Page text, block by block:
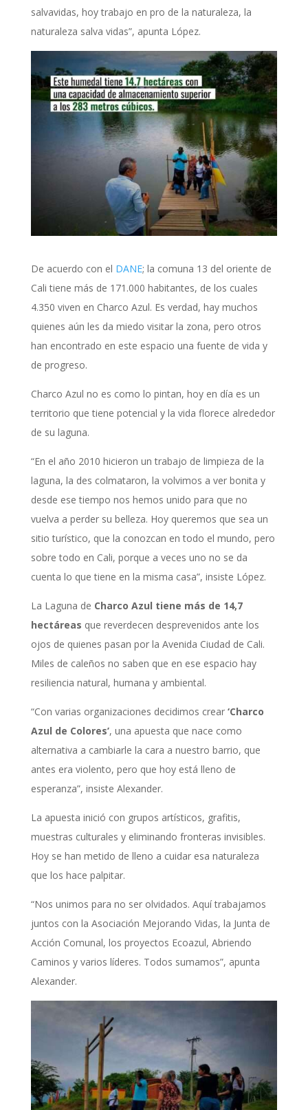
salvavidas, hoy trabajo en pro de la naturaleza, la
naturaleza salva vidas”, apunta López.
De acuerdo con el DANE; la comuna 13 del oriente de
Cali tiene más de 171.000 habitantes, de los cuales
4.350 viven en Charco Azul. Es verdad, hay muchos
quienes aún les da miedo visitar la zona, pero otros
han encontrado en este espacio una fuente de vida y
de progreso.
Charco Azul no es como lo pintan, hoy en día es un
territorio que tiene potencial y la vida florece alrededor
de su laguna.
“En el año 2010 hicieron un trabajo de limpieza de la
laguna, la des colmataron, la volvimos a ver bonita y
desde ese tiempo nos hemos unido para que no
vuelva a perder su belleza. Hoy queremos que sea un
sitio turístico, que la conozcan en todo el mundo, pero
sobre todo en Cali, porque a veces uno no se da
cuenta lo que tiene en la misma casa”, insiste López.
La Laguna de Charco Azul tiene más de 14,7
hectáreas que reverdecen desprevenidos ante los
ojos de quienes pasan por la Avenida Ciudad de Cali.
Miles de caleños no saben que en ese espacio hay
resiliencia natural, humana y ambiental.
“Con varias organizaciones decidimos crear ‘Charco
Azul de Colores’, una apuesta que nace como
alternativa a cambiarle la cara a nuestro barrio, que
antes era violento, pero que hoy está lleno de
esperanza”, insiste Alexander.
La apuesta inició con grupos artísticos, grafitis,
muestras culturales y eliminando fronteras invisibles.
Hoy se han metido de lleno a cuidar esa naturaleza
que los hace palpitar.
“Nos unimos para no ser olvidados. Aquí trabajamos
juntos con la Asociación Mejorando Vidas, la Junta de
Acción Comunal, los proyectos Ecoazul, Abriendo
Caminos y varios líderes. Todos sumamos”, apunta
Alexander.